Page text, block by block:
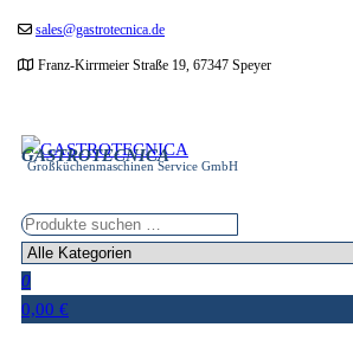
Zumsales@gastrotecnica.de
Franz-Kirrmeier Straße 19, 67347 Speyer
GASTROTECNICA
Großküchenmaschinen Service GmbH
0
0,00 €